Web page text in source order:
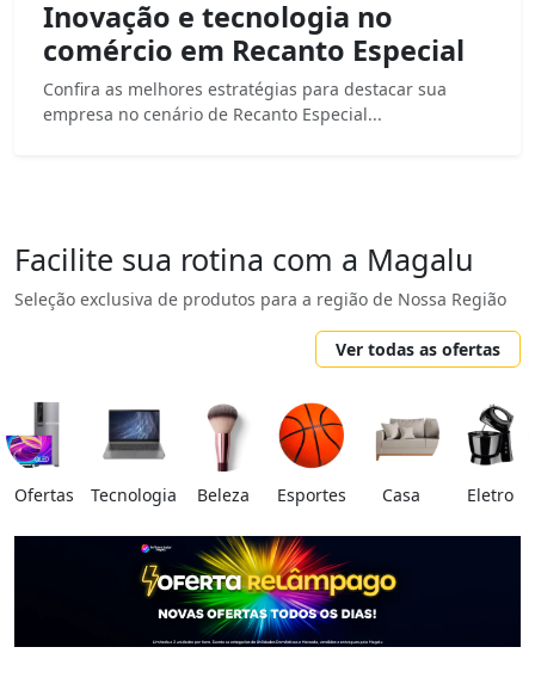
Inovação e tecnologia no
comércio em Recanto Especial
Confira as melhores estratégias para destacar sua
empresa no cenário de Recanto Especial...
Facilite sua rotina com a Magalu
Seleção exclusiva de produtos para a região de Nossa Região
Ver todas as ofertas
Ofertas Tecnologia Beleza Esportes Casa Eletro